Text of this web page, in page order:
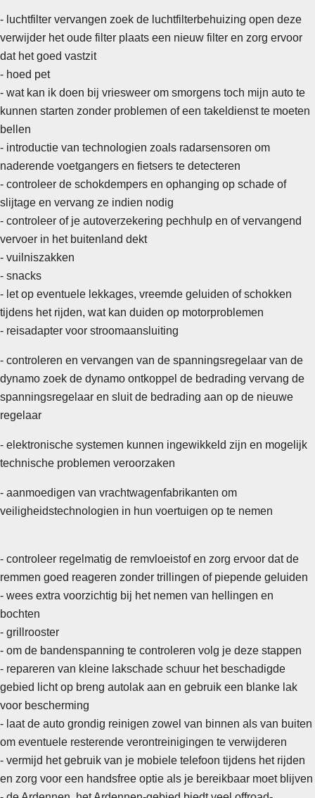
- luchtfilter vervangen zoek de luchtfilterbehuizing open deze
verwijder het oude filter plaats een nieuw filter en zorg ervoor
dat het goed vastzit
- hoed pet
- wat kan ik doen bij vriesweer om smorgens toch mijn auto te
kunnen starten zonder problemen of een takeldienst te moeten
bellen
- introductie van technologien zoals radarsensoren om
naderende voetgangers en fietsers te detecteren
- controleer de schokdempers en ophanging op schade of
slijtage en vervang ze indien nodig
- controleer of je autoverzekering pechhulp en of vervangend
vervoer in het buitenland dekt
- vuilniszakken
- snacks
- let op eventuele lekkages, vreemde geluiden of schokken
tijdens het rijden, wat kan duiden op motorproblemen
- reisadapter voor stroomaansluiting
- controleren en vervangen van de spanningsregelaar van de
dynamo zoek de dynamo ontkoppel de bedrading vervang de
spanningsregelaar en sluit de bedrading aan op de nieuwe
regelaar
- elektronische systemen kunnen ingewikkeld zijn en mogelijk
technische problemen veroorzaken
- aanmoedigen van vrachtwagenfabrikanten om
veiligheidstechnologien in hun voertuigen op te nemen
- controleer regelmatig de remvloeistof en zorg ervoor dat de
remmen goed reageren zonder trillingen of piepende geluiden
- wees extra voorzichtig bij het nemen van hellingen en
bochten
- grillrooster
- om de bandenspanning te controleren volg je deze stappen
- repareren van kleine lakschade schuur het beschadigde
gebied licht op breng autolak aan en gebruik een blanke lak
voor bescherming
- laat de auto grondig reinigen zowel van binnen als van buiten
om eventuele resterende verontreinigingen te verwijderen
- vermijd het gebruik van je mobiele telefoon tijdens het rijden
en zorg voor een handsfree optie als je bereikbaar moet blijven